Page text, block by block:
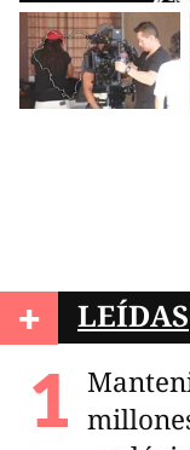
+ LEÍDAS